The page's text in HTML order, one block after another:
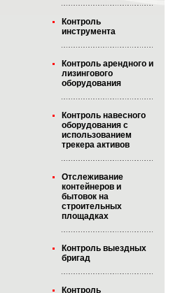
Контроль
инструмента
Контроль арендного и
лизингового
оборудования
Контроль навесного
оборудования с
использованием
трекера активов
Отслеживание
контейнеров и
бытовок на
строительных
площадках
Контроль выездных
бригад
Контроль